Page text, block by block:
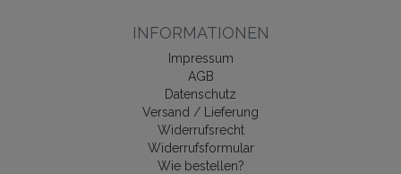
INFORMATIONEN
Impressum
AGB
Datenschutz
Versand / Lieferung
Widerrufsrecht
Widerrufsformular
Wie bestellen?